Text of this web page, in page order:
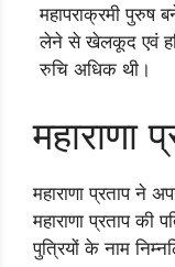
महापराक्रमी पुरुष
लेने से खेलकूद एवं
रुचि अधिक थी।
महाराणा
महाराणा प्रताप ने
महाराणा प्रताप की
पुत्रियों के नाम